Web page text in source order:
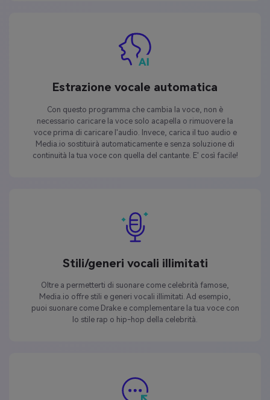
Estrazione vocale automatica
Con questo programma che cambia la voce, non è
necessario caricare la voce solo acapella o rimuovere la
voce prima di caricare l'audio. Invece, carica il tuo audio e
Media.io sostituirà automaticamente e senza soluzione di
continuità la tua voce con quella del cantante. E' così facile!
Stili/generi vocali illimitati
Oltre a permetterti di suonare come celebrità famose,
Media.io offre stili e generi vocali illimitati. Ad esempio,
puoi suonare come Drake e complementare la tua voce con
lo stile rap o hip-hop della celebrità.